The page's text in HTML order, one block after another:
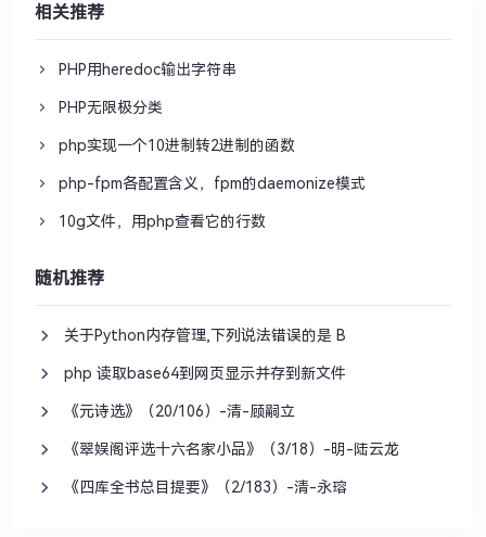
相关推荐
PHP用heredoc输出字符串
PHP无限极分类
php实现一个10进制转2进制的函数
php-fpm各配置含义，fpm的daemonize模式
10g文件，用php查看它的行数
随机推荐
关于Python内存管理,下列说法错误的是 B
php 读取base64到网页显示并存到新文件
《元诗选》（20/106）-清-顾嗣立
《翠娱阁评选十六名家小品》（3/18）-明-陆云龙
《四库全书总目提要》（2/183）-清-永瑢